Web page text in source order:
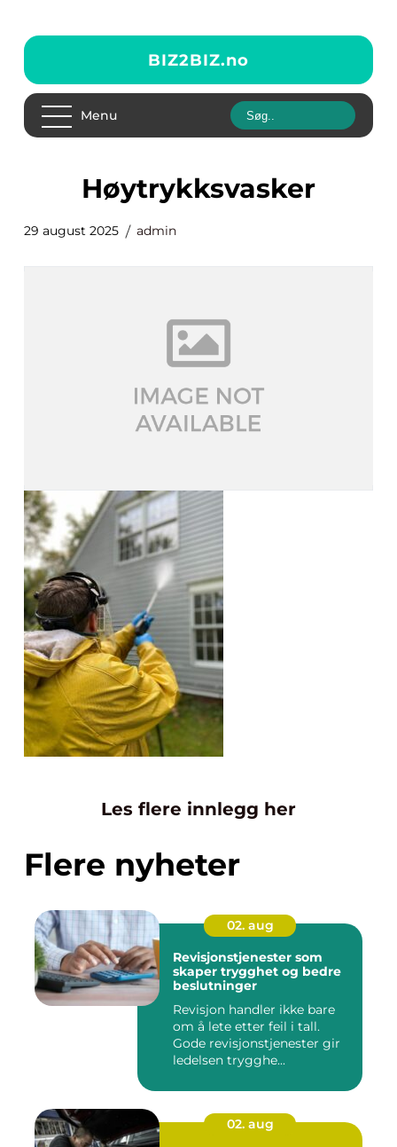
BIZ2BIZ.no
Menu
høytrykksvasker
29 august 2025 admin
Les flere innlegg her
Flere nyheter
02. aug
Revisjonstjenester som
skaper trygghet og bedre
beslutninger
Revisjon handler ikke bare
om å lete etter feil i tall.
Gode revisjonstjenester gir
ledelsen trygghe...
02. aug